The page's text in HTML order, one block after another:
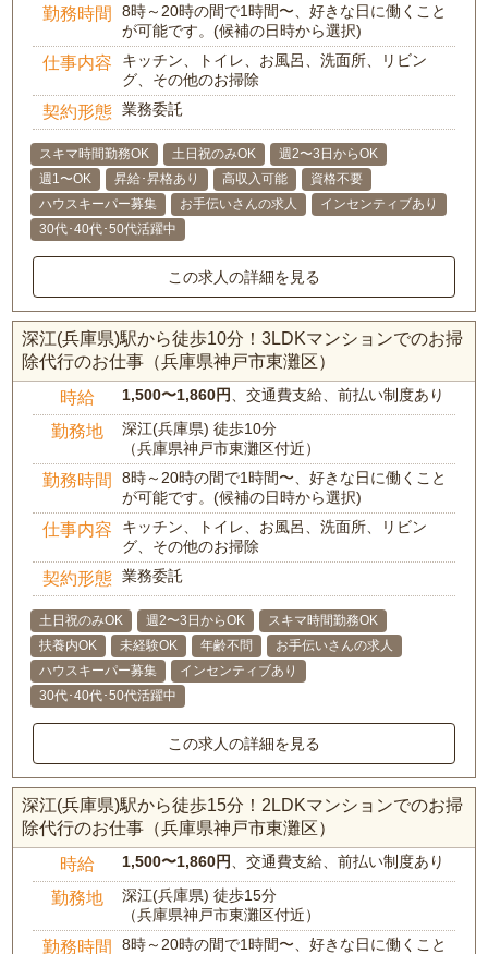
勤務時間
8時～20時の間で1時間〜、好きな日に働くこと
が可能です。(候補の日時から選択)
仕事内容
キッチン、トイレ、お風呂、洗面所、リビン
グ、その他のお掃除
契約形態 業務委託
スキマ時間勤務OK 土日祝のみOK
週2〜3日からOK
週1〜OK
昇給･昇格あり 高収入可能
資格不要
ハウスキーパー募集
お手伝いさんの求人
インセンティブあり
30代･40代･50代活躍中
この求人の詳細を見る
深江(兵庫県)駅から徒歩10分！3LDKマンションでのお掃
除代行のお仕事（兵庫県神戸市東灘区）
時給 1,500〜1,860円 、交通費支給、前払い制度あり
勤務地
深江(兵庫県) 徒歩10分
（兵庫県神戸市東灘区付近）
勤務時間
8時～20時の間で1時間〜、好きな日に働くこと
が可能です。(候補の日時から選択)
仕事内容
キッチン、トイレ、お風呂、洗面所、リビン
グ、その他のお掃除
契約形態 業務委託
土日祝のみOK 週2〜3日からOK
スキマ時間勤務OK
扶養内OK
未経験OK 年齢不問
お手伝いさんの求人
ハウスキーパー募集
インセンティブあり
30代･40代･50代活躍中
この求人の詳細を見る
深江(兵庫県)駅から徒歩15分！2LDKマンションでのお掃
除代行のお仕事（兵庫県神戸市東灘区）
時給 1,500〜1,860円 、交通費支給、前払い制度あり
勤務地
深江(兵庫県) 徒歩15分
（兵庫県神戸市東灘区付近）
勤務時間 8時～20時の間で1時間〜、好きな日に働くこと